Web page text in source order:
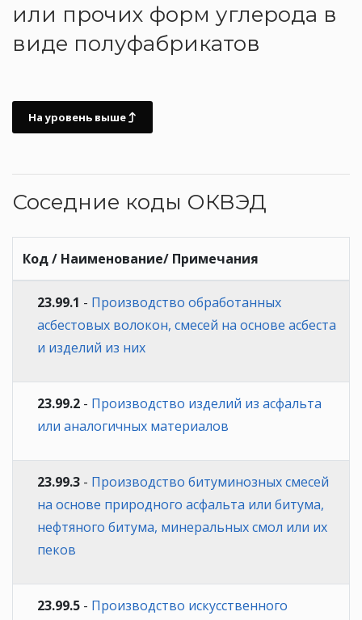
или прочих форм углерода в
виде полуфабрикатов
На уровень выше
Соседние коды ОКВЭД
Код / Наименование/ Примечания
23.99.1 - Производство обработанных
асбестовых волокон, смесей на основе асбеста
и изделий из них
23.99.2 - Производство изделий из асфальта
или аналогичных материалов
23.99.3 - Производство битуминозных смесей
на основе природного асфальта или битума,
нефтяного битума, минеральных смол или их
пеков
23.99.5 - Производство искусственного